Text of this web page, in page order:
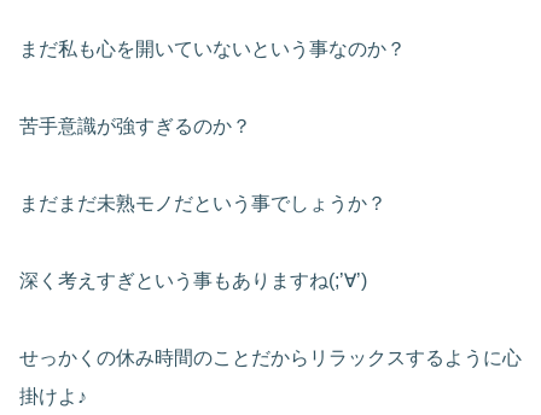
まだ私も心を開いていないという事なのか？
苦手意識が強すぎるのか？
まだまだ未熟モノだという事でしょうか？
深く考えすぎという事もありますね(;’∀’)
せっかくの休み時間のことだからリラックスするように心
掛けよ♪